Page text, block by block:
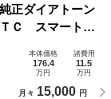
ダイアトーン
Ｃ スマートキ
グ連動ＬＥＤ
ュアルオート
本体価格
176.4
万円
諸費用
11.5
万円
月々 15,000 円